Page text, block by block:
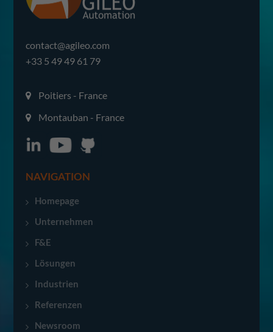
contact@agileo.com
+33 5 49 49 61 79
Poitiers - France
Montauban - France
NAVIGATION
Homepage
Unternehmen
F&E
Lösungen
Industrien
Referenzen
Newsroom